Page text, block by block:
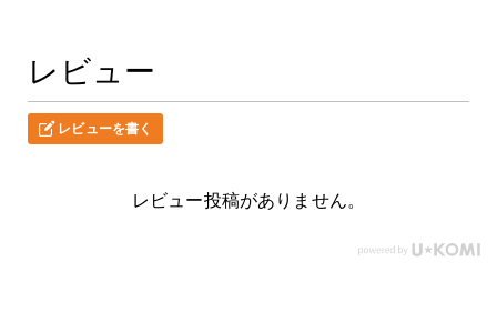
レビュー
レビューを書く
レビュー投稿がありません。